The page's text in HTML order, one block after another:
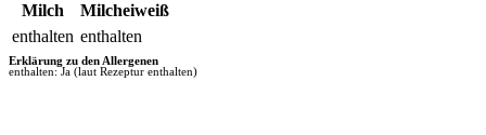
Milch
enthalten
Milcheiweiß
enthalten
Erklärung zu den Allergenen
enthalten: Ja (laut Rezeptur enthalten)